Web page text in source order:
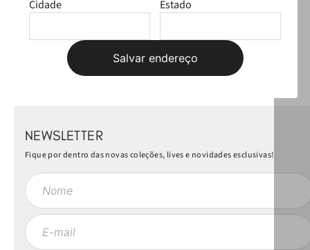
Cidade Estado
Salvar endereço
Faça login para escrever uma avaliação.
Mais recentes
Carregando avaliações…
NEWSLETTER
Fique por dentro das novas coleções, lives e novidades esclusivas!